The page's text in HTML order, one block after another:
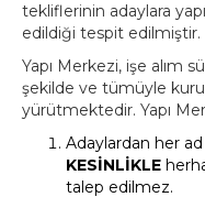
tekliflerinin adaylara
edildiği tespit edilmiştir.
Yapı Merkezi, işe alım
şekilde ve tümüyle
yürütmektedir. Yapı
Adaylardan her
KESİNLİKLE
talep edilmez.